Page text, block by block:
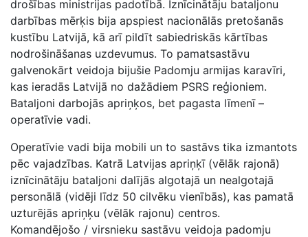
drošības ministrijas padotībā. Iznīcinātāju bataljonu
darbības mērķis bija apspiest nacionālās pretošanās
kustību Latvijā, kā arī pildīt sabiedriskās kārtības
nodrošināšanas uzdevumus. To pamatsastāvu
galvenokārt veidoja bijušie Padomju armijas karavīri,
kas ieradās Latvijā no dažādiem PSRS reģioniem.
Bataljoni darbojās apriņķos, bet pagasta līmenī –
operatīvie vadi.
Operatīvie vadi bija mobili un to sastāvs tika izmantots
pēc vajadzības. Katrā Latvijas apriņķī (vēlāk rajonā)
iznīcinātāju bataljoni dalījās algotajā un nealgotajā
personālā (vidēji līdz 50 cilvēku vienībās), kas pamatā
uzturējās apriņķu (vēlāk rajonu) centros.
Komandējošo / virsnieku sastāvu veidoja padomju